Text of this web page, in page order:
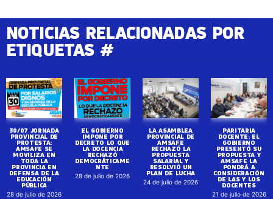
NOTICIAS RELACIONADAS POR
ETIQUETAS #
30/07 JORNADA
PROVINCIAL DE
PROTESTA:
AMSAFE SE
MOVILIZA EN
TODA LA
PROVINCIA EN
DEFENSA DE LA
EDUCACIÓN
PÚBLICA
28 de julio de 2026
EL GOBIERNO
IMPONE POR
DECRETO LO QUE
LA DOCENCIA
RECHAZÓ
DEMOCRÁTICAME
NTE
28 de julio de 2026
LA ASAMBLEA
PROVINCIAL DE
AMSAFE
RECHAZÓ LA
PROPUESTA
SALARIAL Y
RESOLVIÓ UN
PLAN DE LUCHA
24 de julio de 2026
PARITARIA
DOCENTE: EL
GOBIERNO
PRESENTÓ SU
PROPUESTA Y
AMSAFE LA
PONDRÁ A
CONSIDERACIÓN
DE LAS Y LOS
DOCENTES
21 de julio de 2026